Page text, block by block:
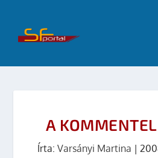
A
Írta: Varsányi Martina |